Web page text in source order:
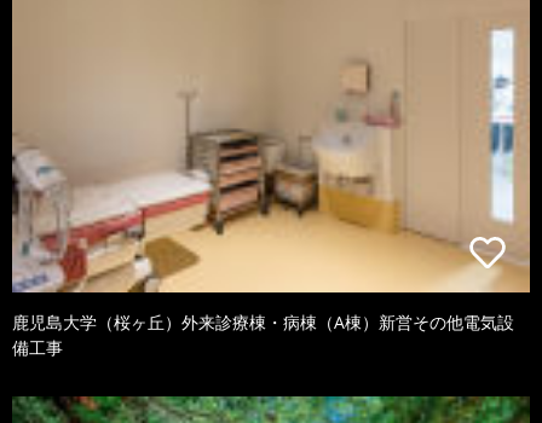
鹿児島大学（桜ヶ丘）外来診療棟・病棟（A棟）新営その他電気設
備工事